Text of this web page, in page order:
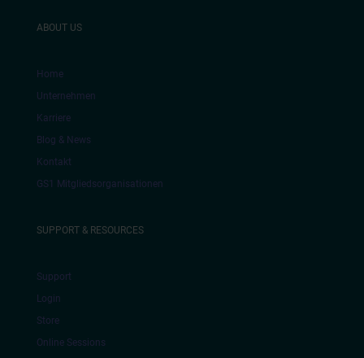
ABOUT US
Home
Unternehmen
Karriere
Blog & News
Kontakt
GS1 Mitgliedsorganisationen
SUPPORT & RESOURCES
Support
Login
Store
Online Sessions